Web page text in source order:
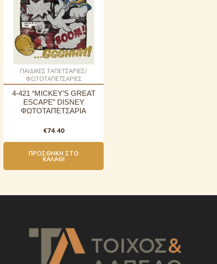
ΠΑΙΔΙΚΕΣ ΤΑΠΕΤΣΑΡΙΕΣ/
ΦΩΤΟΤΑΠΕΤΣΑΡΙΕΣ
4-421 “MICKEY’S GREAT
ESCAPE” DISNEY
ΦΩΤΟΤΑΠΕΤΣΑΡΙΑ
€74.40
ΠΡΟΣΘΉΚΗ ΣΤΟ
ΚΑΛΆΘΙ